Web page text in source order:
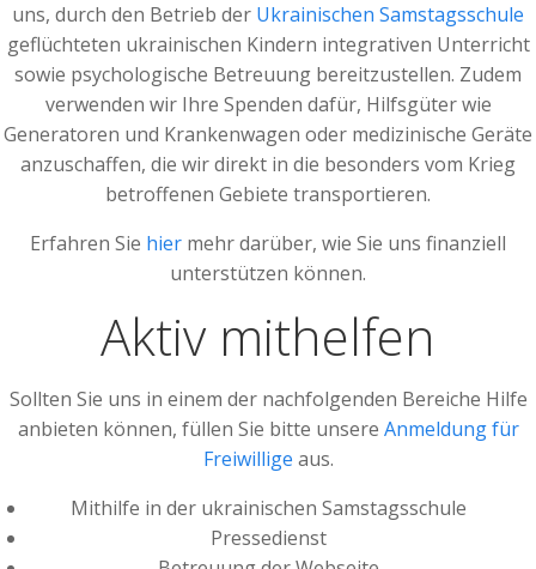
uns, durch den Betrieb der Ukrainischen Samstagsschule
geflüchteten ukrainischen Kindern integrativen Unterricht
sowie psychologische Betreuung bereitzustellen. Zudem
verwenden wir Ihre Spenden dafür, Hilfsgüter wie
Generatoren und Krankenwagen oder medizinische Geräte
anzuschaffen, die wir direkt in die besonders vom Krieg
betroffenen Gebiete transportieren.
Erfahren Sie hier mehr darüber, wie Sie uns finanziell
unterstützen können.
Aktiv mithelfen
Sollten Sie uns in einem der nachfolgenden Bereiche Hilfe
anbieten können, füllen Sie bitte unsere Anmeldung für
Freiwillige aus.
Mithilfe in der ukrainischen Samstagsschule
Pressedienst